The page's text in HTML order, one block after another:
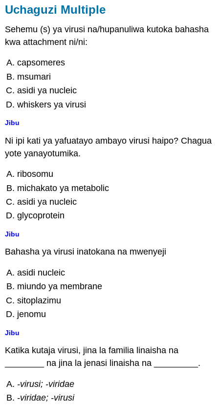
Uchaguzi Multiple
Sehemu (s) ya virusi na/hupanuliwa kutoka bahasha
kwa attachment ni/ni:
capsomeres
msumari
asidi ya nucleic
whiskers ya virusi
Jibu
Ni ipi kati ya yafuatayo ambayo virusi haipo? Chagua
yote yanayotumika.
ribosomu
michakato ya metabolic
asidi ya nucleic
glycoprotein
Jibu
Bahasha ya virusi inatokana na mwenyeji
asidi nucleic
miundo ya membrane
sitoplazimu
jenomu
Jibu
Katika kutaja virusi, jina la familia linaisha na
________ na jina la jenasi linaisha na _________.
-virusi; -viridae
-viridae; -virusi